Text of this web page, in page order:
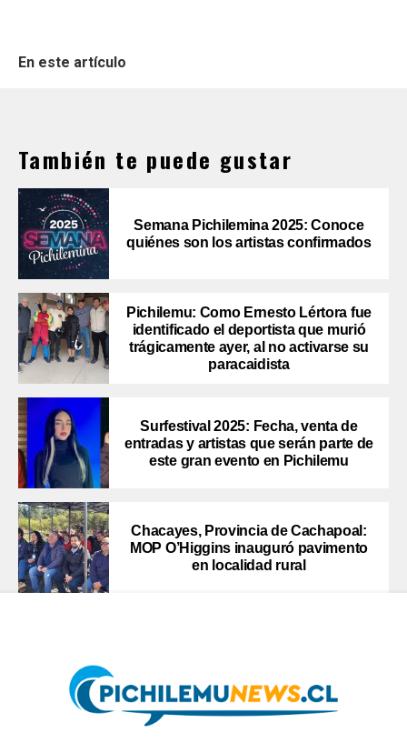
En este artículo
También te puede gustar
Semana Pichilemina 2025: Conoce
quiénes son los artistas confirmados
Pichilemu: Como Ernesto Lértora fue
identificado el deportista que murió
trágicamente ayer, al no activarse su
paracaidista
Surfestival 2025: Fecha, venta de
entradas y artistas que serán parte de
este gran evento en Pichilemu
Chacayes, Provincia de Cachapoal:
MOP O’Higgins inauguró pavimento
en localidad rural